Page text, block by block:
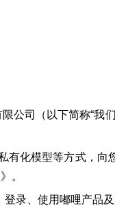
公司（以下简称“我
有化模型等方式，
。
录、使用嘟哩产品